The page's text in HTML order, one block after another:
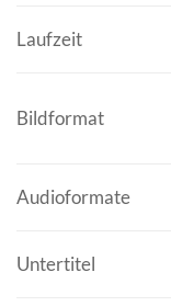
Laufzeit
Bildformat
Audioformate
Untertitel